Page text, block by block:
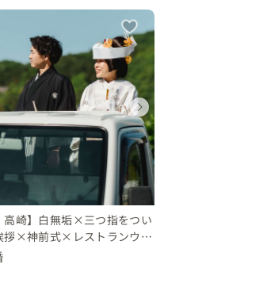
ィングフォト
円
ディングフォト
県
万円
ェディング
野県
〜 300 万円
ウェディング
群馬県
200 〜 250 万円
高崎】白無垢×三つ指をつい
拶×神前式×レストランウェ
２人の夢を叶えたwedding